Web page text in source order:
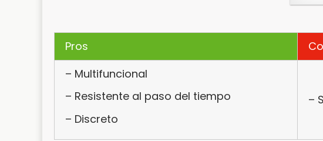
Pros
– Multifuncional
– Resistente al paso del tiempo
– Discreto
–